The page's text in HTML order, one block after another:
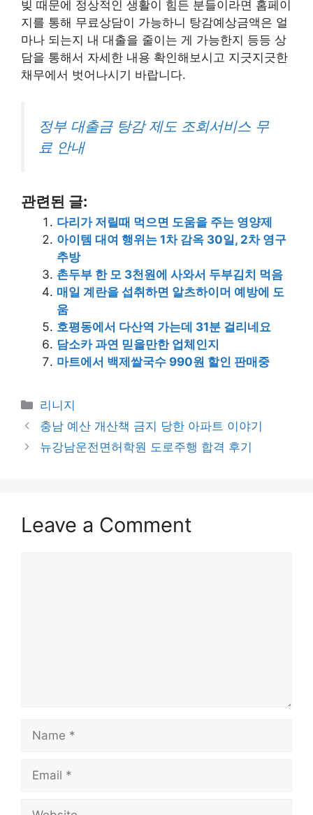
빚 때문에 정상적인 생활이 힘든 분들이라면 홈페이
지를 통해 무료상담이 가능하니 탕감예상금액은 얼
마나 되는지 내 대출을 줄이는 게 가능한지 등등 상
담을 통해서 자세한 내용 확인해보시고 지긋지긋한
채무에서 벗어나시기 바랍니다.
정부 대출금 탕감 제도 조회서비스 무
료 안내
관련된 글:
다리가 저릴때 먹으면 도움을 주는 영양제
아이템 대여 행위는 1차 감옥 30일, 2차 영구
추방
촌두부 한 모 3천원에 사와서 두부김치 먹음
매일 계란을 섭취하면 알츠하이머 예방에 도
움
호평동에서 다산역 가는데 31분 걸리네요
담소카 과연 믿을만한 업체인지
마트에서 백제쌀국수 990원 할인 판매중
Categories
리니지
충남 예산 개산책 금지 당한 아파트 이야기
뉴강남운전면허학원 도로주행 합격 후기
Leave a Comment
Name
Email
Website